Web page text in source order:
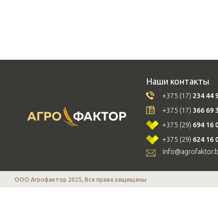
Наши контакты
+375 (17) 234 44
+375 (17) 366 69
+375 (29) 694 16
+375 (29) 624 16
ООО Агрофактор 2025, Все права защищены